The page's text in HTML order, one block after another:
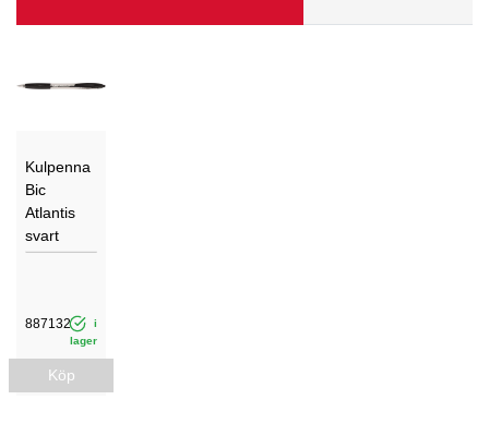
Kulpenna
Bic
Atlantis
svart
887132
i
lager
Köp